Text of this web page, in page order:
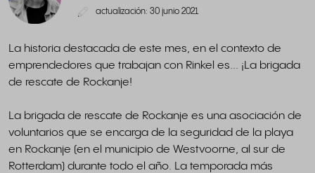
actualización: 30 junio 2021
La historia destacada de este mes, en el contexto de
emprendedores que trabajan con Rinkel es... ¡La brigada
de rescate de Rockanje!
La brigada de rescate de Rockanje es una asociación de
voluntarios que se encarga de la seguridad de la playa
en Rockanje (en el municipio de Westvoorne, al sur de
Rotterdam) durante todo el año. La temporada más